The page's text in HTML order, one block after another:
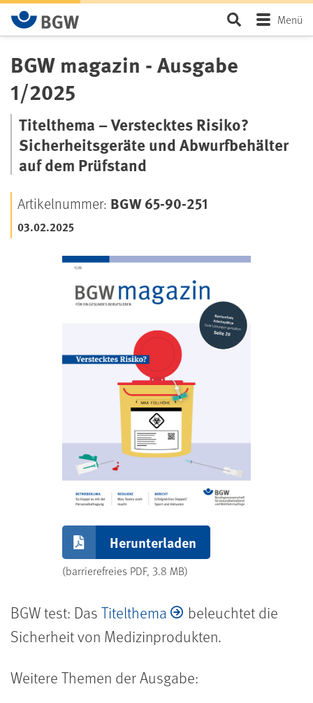
Zum Hauptinhalt springen SeiteMenü
BGW magazin - Ausgabe
1/2025
Titelthema – Verstecktes Risiko?
Sicherheitsgeräte und Abwurfbehälter
auf dem Prüfstand
Artikelnummer: BGW 65-90-251
03.02.2025
Herunterladen
(barrierefreies PDF, 3.8 MB)
BGW test: Das Titelthema
beleuchtet die
Sicherheit von Medizinprodukten.
Weitere Themen der Ausgabe: